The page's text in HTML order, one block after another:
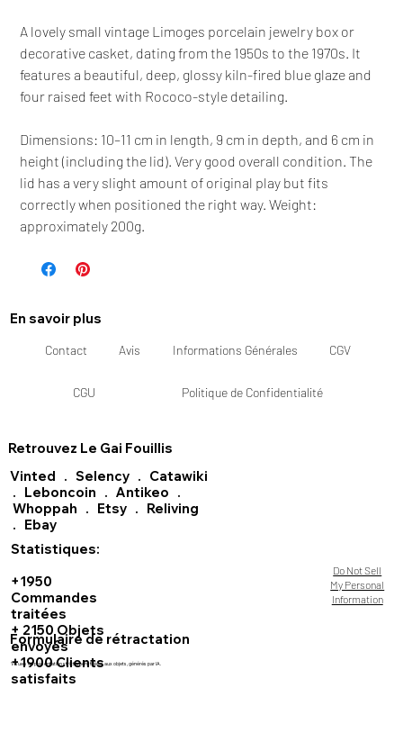
A lovely small vintage Limoges porcelain jewelry box or
decorative casket, dating from the 1950s to the 1970s. It
features a beautiful, deep, glossy kiln-fired blue glaze and
four raised feet with Rococo-style detailing.
Dimensions: 10–11 cm in length, 9 cm in depth, and 6 cm in
height (including the lid). Very good overall condition. The
lid has a very slight amount of original play but fits
correctly when positioned the right way. Weight:
approximately 200g.
Contact Avis Informations Générales CGV
CGU Politique de Confidentialité
En savoir plus
Retrouvez Le Gai Fouillis
Vinted . Selency. Catawiki
. Leboncoin . Antikeo .
Whoppah . Etsy. Reliving
. Ebay
Formulaire de rétractation
Visuels de présentation strictement fidèles aux objets, générés par IA.
Statistiques:
+1950
Commandes
traitées
+ 2150 Objets
envoyés
+1900 Clients
satisfaits
Do Not Sell
My Personal
Information